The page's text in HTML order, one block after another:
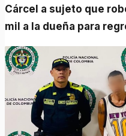
Cárcel a sujeto que robó un iPhone y pedía $500
mil a la dueña para